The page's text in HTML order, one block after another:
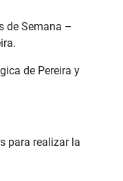
de Semana –
de Pereira y
para realizar la